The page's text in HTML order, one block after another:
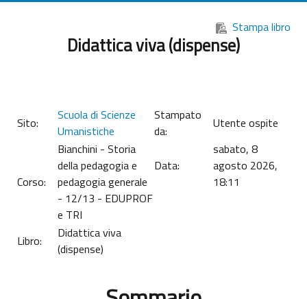
Vai al contenuto principale
Stampa libro
Didattica viva (dispense)
Sito:
Scuola di Scienze
Umanistiche
Corso:
Bianchini - Storia
della pedagogia e
pedagogia generale
- 12/13 - EDUPROF
e TRI
Libro:
Didattica viva
(dispense)
Stampato
da:
Utente ospite
Data:
sabato, 8
agosto 2026,
18:11